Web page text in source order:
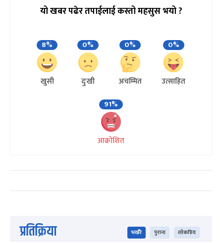
यो खबर पढेर तपाईलाई कस्तो महसुस भयो ?
8%
खुसी
0%
दुःखी
0%
अचम्मित
0%
उत्साहित
91%
आक्रोशित
प्रतिक्रिया भर्खरै पुराना लोकप्रिय